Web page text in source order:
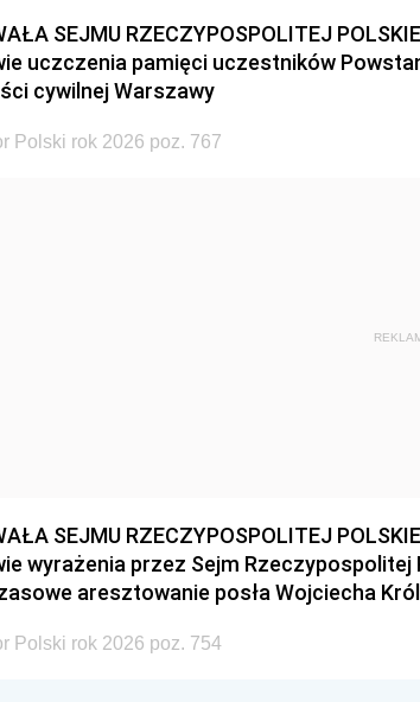
SEJMU RZECZYPOSPOLITEJ
uczczenia pamięci uczestników
cywilnej Warszawy
Polski rok 2026 poz. 767
SEJMU RZECZYPOSPOLITEJ
wyrażenia przez Sejm
aresztowanie posła Wojciecha
Polski rok 2026 poz. 754